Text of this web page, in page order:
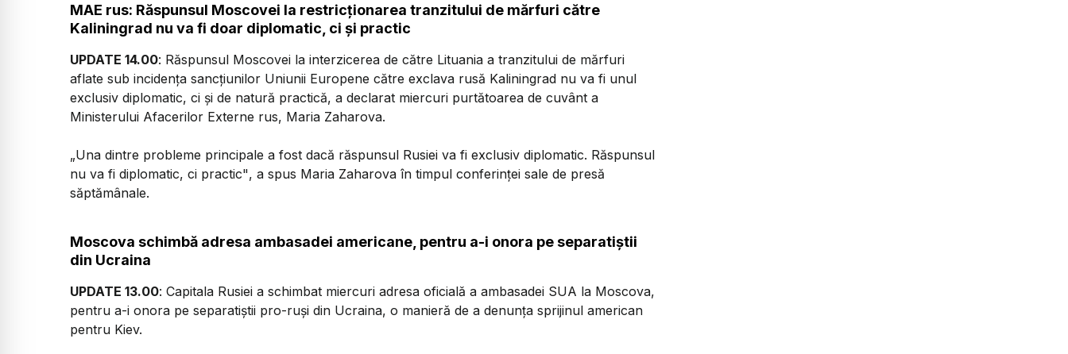
MAE rus: Răspunsul Moscovei la restricţionarea tranzitului de mărfuri către
Kaliningrad nu va fi doar diplomatic, ci şi practic
UPDATE 14.00: Răspunsul Moscovei la interzicerea de către Lituania a tranzitului de mărfuri
aflate sub incidenţa sancţiunilor Uniunii Europene către exclava rusă Kaliningrad nu va fi unul
exclusiv diplomatic, ci şi de natură practică, a declarat miercuri purtătoarea de cuvânt a
Ministerului Afacerilor Externe rus, Maria Zaharova.
„Una dintre probleme principale a fost dacă răspunsul Rusiei va fi exclusiv diplomatic. Răspunsul
nu va fi diplomatic, ci practic", a spus Maria Zaharova în timpul conferinţei sale de presă
săptămânale.
Moscova schimbă adresa ambasadei americane, pentru a-i onora pe separatiştii
din Ucraina
UPDATE 13.00: Capitala Rusiei a schimbat miercuri adresa oficială a ambasadei SUA la Moscova,
pentru a-i onora pe separatiştii pro-ruşi din Ucraina, o manieră de a denunţa sprijinul american
pentru Kiev.